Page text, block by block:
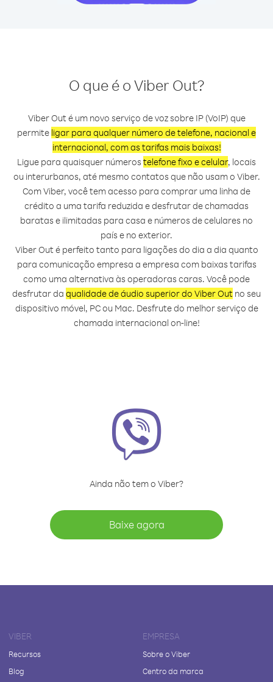
O que é o Viber Out?
Viber Out é um novo serviço de voz sobre IP (VoIP) que
permite ligar para qualquer número de telefone, nacional e
internacional, com as tarifas mais baixas!
Ligue para quaisquer númerostelefone fixo e celular, locais
ou interurbanos, até mesmo contatos que não usam o Viber.
Com Viber, você tem acesso para comprar uma linha de
crédito a uma tarifa reduzida e desfrutar de chamadas
baratas e ilimitadas para casa e números de celulares no
país e no exterior.
Viber Out é perfeito tanto para ligações do dia a dia quanto
para comunicação empresa a empresa com baixas tarifas
como uma alternativa às operadoras caras. Você pode
desfrutar da qualidade de áudio superior do Viber Out no seu
dispositivo móvel, PC ou Mac. Desfrute do melhor serviço de
chamada internacional on‑line!
Ainda não tem o Viber?
Baixe agora
VIBER
Recursos
Blog
EMPRESA
Sobre o Viber
Centro da marca